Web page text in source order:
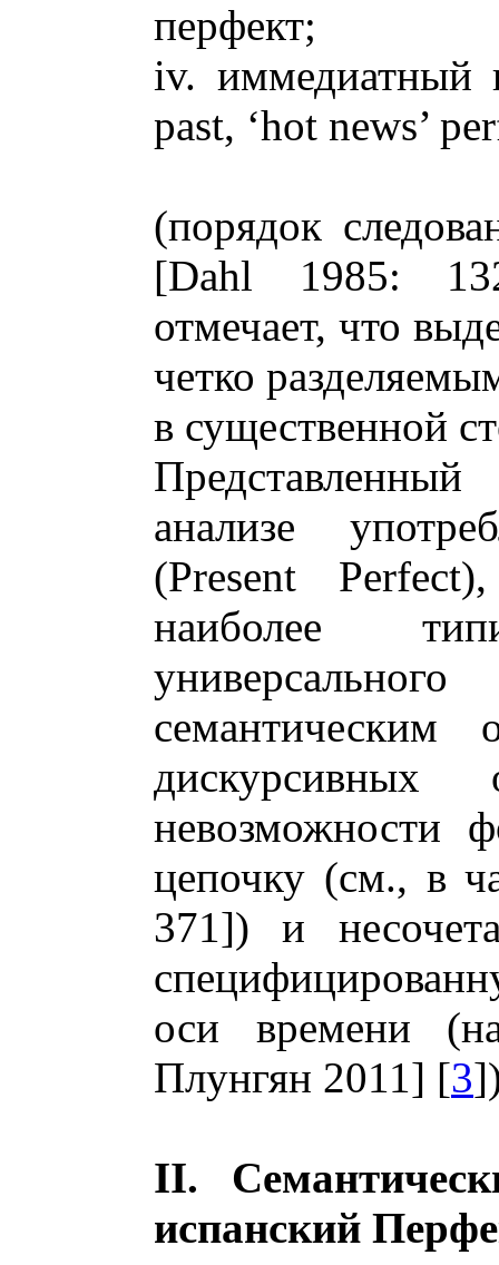
перфект;
iv. иммедиатный
past, ‘hot news’
(порядок
[Dahl 1985:
отмечает, что
четко
в существенной
анализе
(Present
наиболее
семантическим
дискурсивных
невозможности
цепочку (см., в
371]) и
оси времени
Плунгян 2011] [3
II.
испанский